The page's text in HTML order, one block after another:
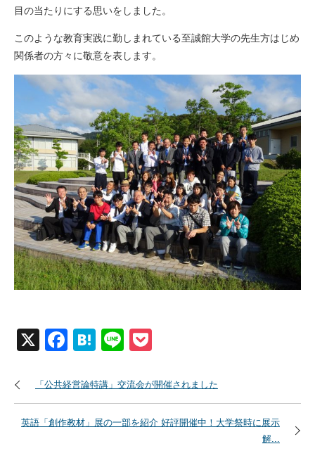
目の当たりにする思いをしました。
このような教育実践に勤しまれている至誠館大学の先生方はじめ
関係者の方々に敬意を表します。
X Facebook
Hatena
Line
「公共経営論特講」交流会が開催されました
英語「創作教材」展の一部を紹介 好評開催中！大学祭時に展示
解...